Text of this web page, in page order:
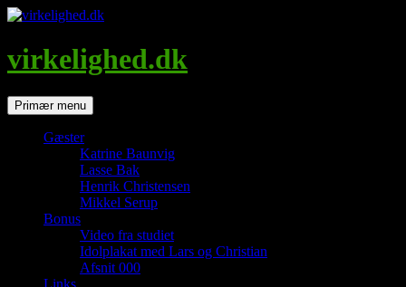
Hop
indhold
virkelighed.dk
SøgPrimær menu
Gæster
Katrine Baunvig
Lasse Bak
Henrik Christensen
Mikkel Serup
Bonus
Video fra studiet
Idolplakat med Lars og Christian
Afsnit 000
Links